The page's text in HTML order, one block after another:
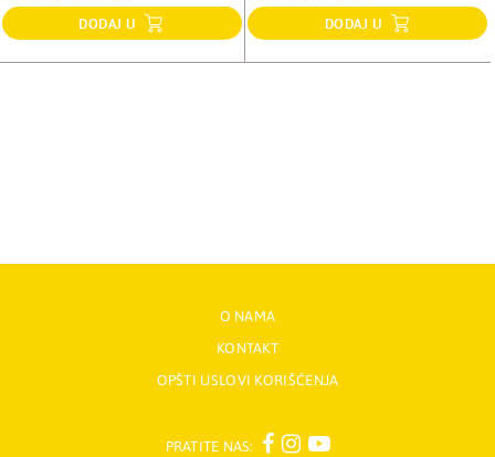
DODAJ U DODAJ U
O NAMA
KONTAKT
OPŠTI USLOVI KORIŠĆENJA
PRATITE NAS: